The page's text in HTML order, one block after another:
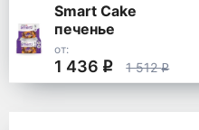
Smart Cake
печенье
от:
1 436 q 1 512q